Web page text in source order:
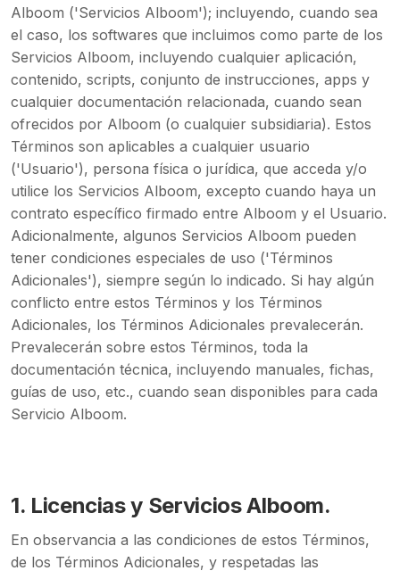
Alboom ('Servicios Alboom'); incluyendo, cuando sea
el caso, los softwares que incluimos como parte de los
Servicios Alboom, incluyendo cualquier aplicación,
contenido, scripts, conjunto de instrucciones, apps y
cualquier documentación relacionada, cuando sean
ofrecidos por Alboom (o cualquier subsidiaria). Estos
Términos son aplicables a cualquier usuario
('Usuario'), persona física o jurídica, que acceda y/o
utilice los Servicios Alboom, excepto cuando haya un
contrato específico firmado entre Alboom y el Usuario.
Adicionalmente, algunos Servicios Alboom pueden
tener condiciones especiales de uso ('Términos
Adicionales'), siempre según lo indicado. Si hay algún
conflicto entre estos Términos y los Términos
Adicionales, los Términos Adicionales prevalecerán.
Prevalecerán sobre estos Términos, toda la
documentación técnica, incluyendo manuales, fichas,
guías de uso, etc., cuando sean disponibles para cada
Servicio Alboom.
1. Licencias y Servicios Alboom.
En observancia a las condiciones de estos Términos,
de los Términos Adicionales, y respetadas las